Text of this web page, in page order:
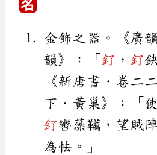
名
金飾之器。《廣
韻》：「 釕 ， 釕
《新唐書．卷二
下．黃巢》：「
釕轡藻韉，望賊
為怯。」